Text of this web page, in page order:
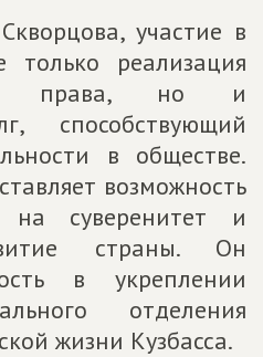
участие в
реализация
права, но и
способствующий
в обществе.
возможность
на суверенитет и
страны. Он
в укреплении
отделения
жизни Кузбасса.